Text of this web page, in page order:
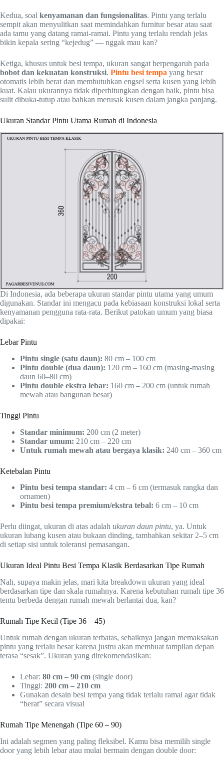
Kedua, soal kenyamanan dan fungsionalitas. Pintu yang terlalu
sempit akan menyulitkan saat memindahkan furnitur besar atau saat
ada tamu yang datang ramai-ramai. Pintu yang terlalu rendah jelas
bikin kepala sering “kejedug” — nggak mau kan?
Ketiga, khusus untuk besi tempa, ukuran sangat berpengaruh pada
bobot dan kekuatan konstruksi. Pintu besi tempa yang besar
otomatis lebih berat dan membutuhkan engsel serta kusen yang lebih
kuat. Kalau ukurannya tidak diperhitungkan dengan baik, pintu bisa
sulit dibuka-tutup atau bahkan merusak kusen dalam jangka panjang.
Ukuran Standar Pintu Utama Rumah di Indonesia
Di Indonesia, ada beberapa ukuran standar pintu utama yang umum
digunakan. Standar ini mengacu pada kebiasaan konstruksi lokal serta
kenyamanan pengguna rata-rata. Berikut patokan umum yang biasa
dipakai:
Lebar Pintu
Pintu single (satu daun): 80 cm – 100 cm
Pintu double (dua daun): 120 cm – 160 cm (masing-masing
daun 60–80 cm)
Pintu double ekstra lebar: 160 cm – 200 cm (untuk rumah
mewah atau bangunan besar)
Tinggi Pintu
Standar minimum: 200 cm (2 meter)
Standar umum: 210 cm – 220 cm
Untuk rumah mewah atau bergaya klasik: 240 cm – 360 cm
Ketebalan Pintu
Pintu besi tempa standar: 4 cm – 6 cm (termasuk rangka dan
ornamen)
Pintu besi tempa premium/ekstra tebal: 6 cm – 10 cm
Perlu diingat, ukuran di atas adalah ukuran daun pintu, ya. Untuk
ukuran lubang kusen atau bukaan dinding, tambahkan sekitar 2–5 cm
di setiap sisi untuk toleransi pemasangan.
Ukuran Ideal Pintu Besi Tempa Klasik Berdasarkan Tipe Rumah
Nah, supaya makin jelas, mari kita breakdown ukuran yang ideal
berdasarkan tipe dan skala rumahnya. Karena kebutuhan rumah tipe 36
tentu berbeda dengan rumah mewah berlantai dua, kan?
Rumah Tipe Kecil (Tipe 36 – 45)
Untuk rumah dengan ukuran terbatas, sebaiknya jangan memaksakan
pintu yang terlalu besar karena justru akan membuat tampilan depan
terasa “sesak”. Ukuran yang direkomendasikan:
Lebar: 80 cm – 90 cm (single door)
Tinggi: 200 cm – 210 cm
Gunakan desain besi tempa yang tidak terlalu ramai agar tidak
“berat” secara visual
Rumah Tipe Menengah (Tipe 60 – 90)
Ini adalah segmen yang paling fleksibel. Kamu bisa memilih single
door yang lebih lebar atau mulai bermain dengan double door: